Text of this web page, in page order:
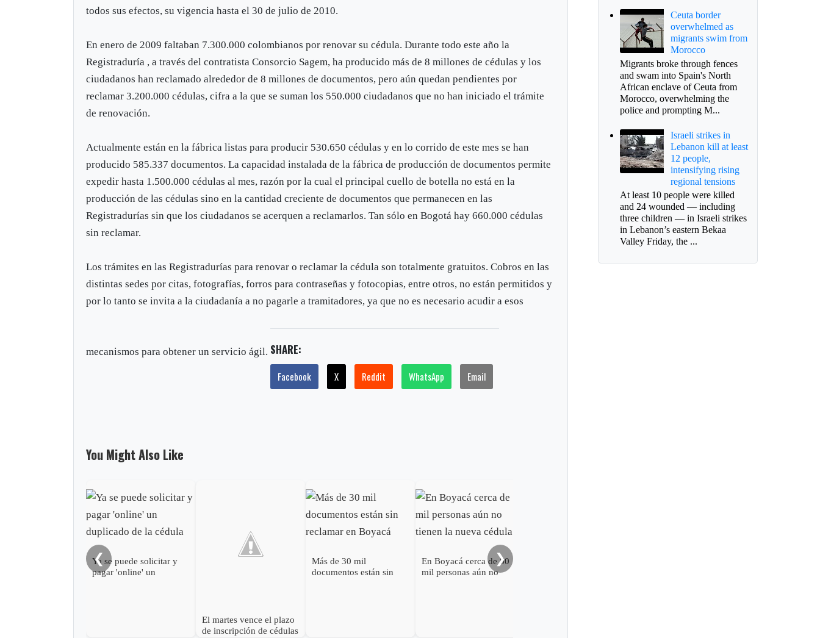
todos sus efectos, su vigencia hasta el 30 de julio de 2010.
En enero de 2009 faltaban 7.300.000 colombianos por renovar su cédula. Durante todo este año la
Registraduría , a través del contratista Consorcio Sagem, ha producido más de 8 millones de cédulas y los
ciudadanos han reclamado alrededor de 8 millones de documentos, pero aún quedan pendientes por
reclamar 3.200.000 cédulas, cifra a la que se suman los 550.000 ciudadanos que no han iniciado el trámite
de renovación.
Actualmente están en la fábrica listas para producir 530.650 cédulas y en lo corrido de este mes se han
producido 585.337 documentos. La capacidad instalada de la fábrica de producción de documentos permite
expedir hasta 1.500.000 cédulas al mes, razón por la cual el principal cuello de botella no está en la
producción de las cédulas sino en la cantidad creciente de documentos que permanecen en las
Registradurías sin que los ciudadanos se acerquen a reclamarlos. Tan sólo en Bogotá hay 660.000 cédulas
sin reclamar.
Los trámites en las Registradurías para renovar o reclamar la cédula son totalmente gratuitos. Cobros en las
distintas sedes por citas, fotografías, forros para contraseñas y fotocopias, entre otros, no están permitidos y
por lo tanto se invita a la ciudadanía a no pagarle a tramitadores, ya que no es necesario acudir a esos
mecanismos para obtener un servicio ágil. SHARE:
Facebook X Reddit WhatsApp Email
You Might Also Like
❮
Ya se puede solicitar y
pagar 'online' un
El martes vence el plazo
de inscripción de cédulas
Más de 30 mil
documentos están sin
En Boyacá cerca de 50
mil personas aún no
❯
Ceuta border
overwhelmed as
migrants swim from
Morocco
Migrants broke through fences
and swam into Spain's North
African enclave of Ceuta from
Morocco, overwhelming the
police and prompting M...
Israeli strikes in
Lebanon kill at least
12 people,
intensifying rising
regional tensions
At least 10 people were killed
and 24 wounded — including
three children — in Israeli strikes
in Lebanon’s eastern Bekaa
Valley Friday, the ...